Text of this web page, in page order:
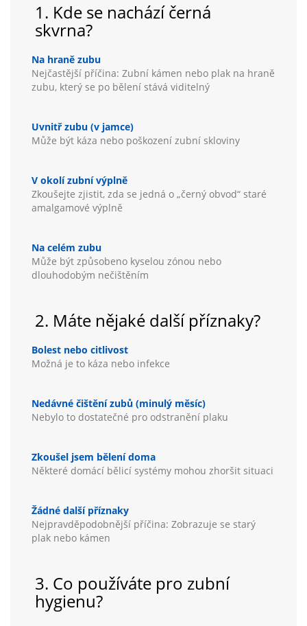
1. Kde se nachází černá
skvrna?
Na hraně zubu
Nejčastější příčina: Zubní kámen nebo plak na hraně
zubu, který se po bělení stává viditelný
Uvnitř zubu (v jamce)
Může být káza nebo poškození zubní skloviny
V okolí zubní výplně
Zkoušejte zjistit, zda se jedná o „černý obvod“ staré
amalgamové výplně
Na celém zubu
Může být způsobeno kyselou zónou nebo
dlouhodobým nečištěním
2. Máte nějaké další příznaky?
Bolest nebo citlivost
Možná je to káza nebo infekce
Nedávné čištění zubů (minulý měsíc)
Nebylo to dostatečné pro odstranění plaku
Zkoušel jsem bělení doma
Některé domácí bělicí systémy mohou zhoršit situaci
Žádné další příznaky
Nejpravděpodobnější příčina: Zobrazuje se starý
plak nebo kámen
3. Co používáte pro zubní
hygienu?